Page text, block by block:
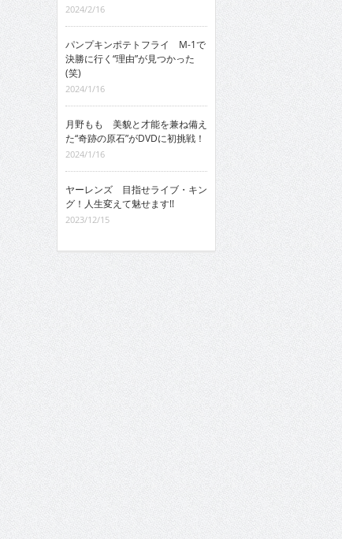
2024/2/16
パンプキンポテトフライ M-1で
決勝に行く“理由”が見つかった
(笑)
2024/1/16
月野もも 美貌と才能を兼ね備え
た“奇跡の原石”がDVDに初挑戦！
2024/1/16
ヤーレンズ 目指せライブ・キン
グ！人生変えて魅せます!!
2023/12/15